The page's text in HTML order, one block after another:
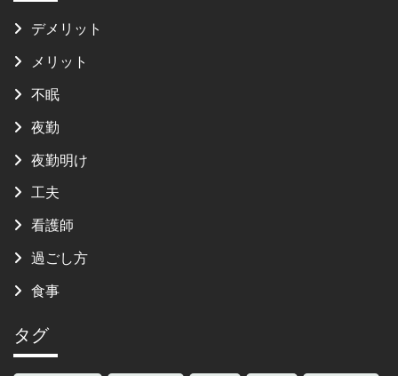
デメリット
メリット
不眠
夜勤
夜勤明け
工夫
看護師
過ごし方
食事
タグ